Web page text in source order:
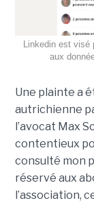
Linkedin est visé
aux
Une plainte a
autrichienne
l’avocat Max
contentieux
consulté mon
réservé aux
l’association,